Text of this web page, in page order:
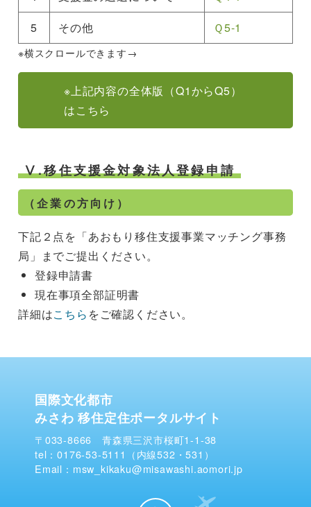
5
その他 Ｑ5-1
※横スクロールできます→
※上記内容の全体版（Q1からQ5）
はこちら
Ⅴ.移住支援金対象法人登録申請
（企業の方向け）
下記２点を「あおもり移住支援事業マッチング事務
局」までご提出ください。
登録申請書
現在事項全部証明書
詳細はこちら をご確認ください。
国際文化都市
みさわ 移住定住ポータルサイト
〒033-8666 青森県三沢市桜町1-1-38
tel：0176-53-5111（内線532・531）
Email：msw_kikaku@misawashi.aomori.jp